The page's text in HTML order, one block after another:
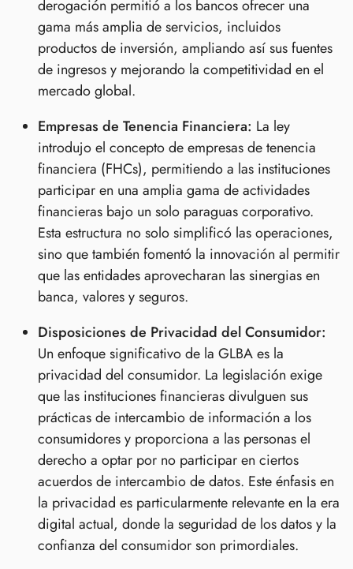
derogación permitió a los bancos ofrecer una
gama más amplia de servicios, incluidos
productos de inversión, ampliando así sus fuentes
de ingresos y mejorando la competitividad en el
mercado global.
Empresas de Tenencia Financiera: La ley
introdujo el concepto de empresas de tenencia
financiera (FHCs), permitiendo a las instituciones
participar en una amplia gama de actividades
financieras bajo un solo paraguas corporativo.
Esta estructura no solo simplificó las operaciones,
sino que también fomentó la innovación al permitir
que las entidades aprovecharan las sinergias en
banca, valores y seguros.
Disposiciones de Privacidad del Consumidor:
Un enfoque significativo de la GLBA es la
privacidad del consumidor. La legislación exige
que las instituciones financieras divulguen sus
prácticas de intercambio de información a los
consumidores y proporciona a las personas el
derecho a optar por no participar en ciertos
acuerdos de intercambio de datos. Este énfasis en
la privacidad es particularmente relevante en la era
digital actual, donde la seguridad de los datos y la
confianza del consumidor son primordiales.